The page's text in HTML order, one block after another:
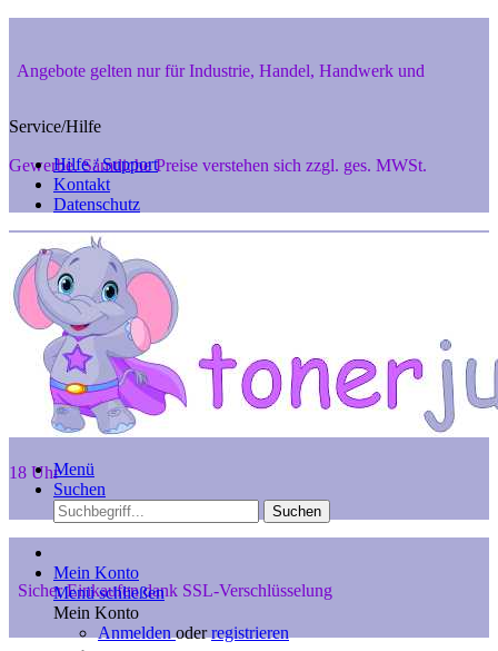
Angebote gelten nur für Industrie, Handel, Handwerk und
Gewerbe. Sämtliche Preise verstehen sich zzgl. ges. MWSt.
Private Endverbraucher aus 48346 Ostbevern und 48291 Telgte
können aber gerne telef. anfragen unter 02532-7242, Mo. - Fr. 8 -
18 Uhr
Sicher Einkaufen dank SSL-Verschlüsselung
Service/Hilfe
Hilfe / Support
Kontakt
Datenschutz
Menü
Suchen
Suchen
Mein Konto
Menü schließen
Mein Konto
Anmelden oderregistrieren